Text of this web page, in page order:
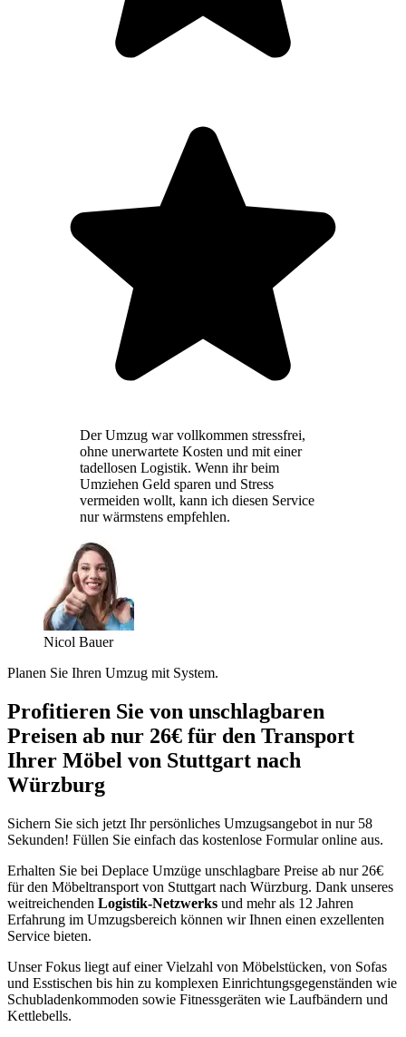
Der Umzug war vollkommen stressfrei,
ohne unerwartete Kosten und mit einer
tadellosen Logistik. Wenn ihr beim
Umziehen Geld sparen und Stress
vermeiden wollt, kann ich diesen Service
nur wärmstens empfehlen.
Nicol Bauer
Planen Sie Ihren Umzug mit System.
Profitieren Sie von unschlagbaren
Preisen ab nur 26€ für den Transport
Ihrer Möbel von Stuttgart nach
Würzburg
Sichern Sie sich jetzt Ihr persönliches Umzugsangebot in nur 58
Sekunden! Füllen Sie einfach das kostenlose Formular online aus.
Erhalten Sie bei Deplace Umzüge unschlagbare Preise ab nur 26€
für den Möbeltransport von Stuttgart nach Würzburg. Dank unseres
weitreichenden Logistik-Netzwerks und mehr als 12 Jahren
Erfahrung im Umzugsbereich können wir Ihnen einen exzellenten
Service bieten.
Unser Fokus liegt auf einer Vielzahl von Möbelstücken, von Sofas
und Esstischen bis hin zu komplexen Einrichtungsgegenständen wie
Schubladenkommoden sowie Fitnessgeräten wie Laufbändern und
Kettlebells.